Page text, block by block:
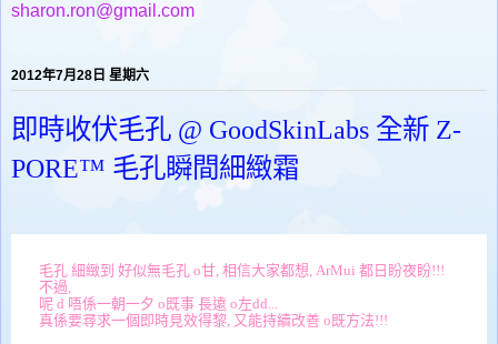
sharon.ron@gmail.com
2012年7月28日 星期六
即時收伏毛孔 @ GoodSkinLabs 全新 Z-
PORE™ 毛孔瞬間細緻霜
毛孔 細緻到 好似無毛孔 o甘, 相信大家都想, ArMui 都日盼夜盼!!!
不過,
呢 d 唔係一朝一夕 o既事 長遠 o左dd...
真係要尋求一個即時見效得黎, 又能持續改善 o既方法!!!